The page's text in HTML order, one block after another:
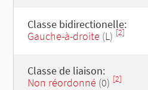
Classe bidirectionelle:
Gauche-à-droite (L) [2]
Classe de liaison:
Non réordonné (0) [2]